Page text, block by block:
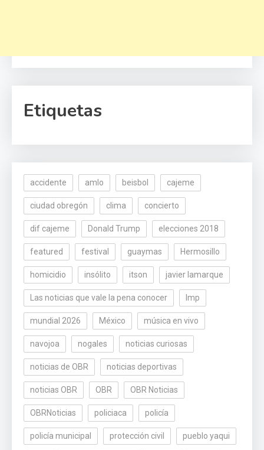
Etiquetas
accidente amlo beisbol cajeme
ciudad obregón clima concierto
dif cajeme Donald Trump elecciones 2018
featured festival guaymas Hermosillo
homicidio insólito itson javier lamarque
Las noticias que vale la pena conocer lmp
mundial 2026 México música en vivo
navojoa nogales noticias curiosas
noticias de OBR noticias deportivas
noticias OBR OBR OBR Noticias
OBRNoticias policiaca policía
policía municipal protección civil pueblo yaqui